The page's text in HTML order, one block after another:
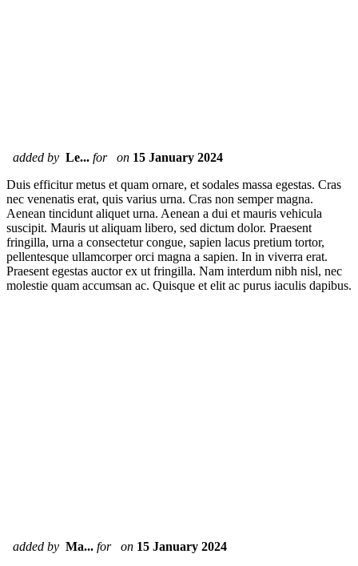
added by Le... for on 15 January 2024
Duis efficitur metus et quam ornare, et sodales massa egestas. Cras
nec venenatis erat, quis varius urna. Cras non semper magna.
Aenean tincidunt aliquet urna. Aenean a dui et mauris vehicula
suscipit. Mauris ut aliquam libero, sed dictum dolor. Praesent
fringilla, urna a consectetur congue, sapien lacus pretium tortor,
pellentesque ullamcorper orci magna a sapien. In in viverra erat.
Praesent egestas auctor ex ut fringilla. Nam interdum nibh nisl, nec
molestie quam accumsan ac. Quisque et elit ac purus iaculis dapibus.
added by Ma... for on 15 January 2024